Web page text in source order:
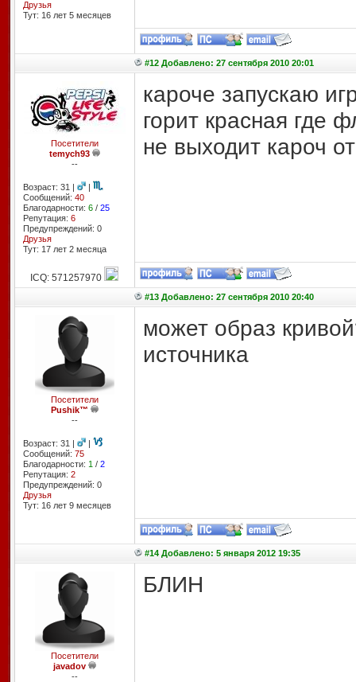
Друзья
Тут: 16 лет 5 месяцев
#12 Добавлено: 27 сентября 2010 20:01
Посетители
temych93
--
Возраст: 31 |
|
Сообщений: 40
Благодарности: 6/ 25
Репутация: 6
Предупреждений: 0
Друзья
Тут: 17 лет 2 месяцa
кароче запускаю
горит красная где
не выходит кароч
ICQ: 571257970
#13 Добавлено: 27 сентября 2010 20:40
Посетители
Pushik™
--
Возраст: 31 |
|
Сообщений: 75
Благодарности: 1 / 2
Репутация: 2
Предупреждений: 0
Друзья
Тут: 16 лет 9 месяцев
может образ
источника
#14 Добавлено: 5 января 2012 19:35
Посетители
javadov
--
БЛИН